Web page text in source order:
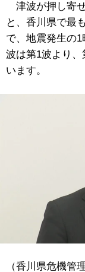
津波が押し寄
と、香川県で最
で、地震発生の
波は第1波より
います。
（香川県危機